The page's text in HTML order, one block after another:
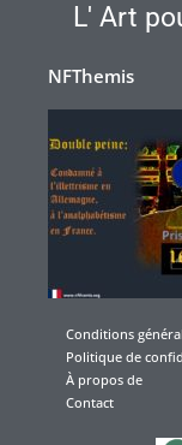
L' Art
NFThemis
Conditions
Politique de
À propos de
Contact